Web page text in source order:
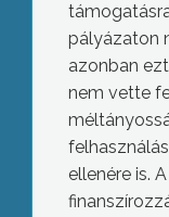
pályázaton
azonban
nem vette
ellenére is.